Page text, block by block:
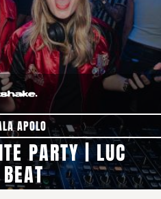
APOLO
PARTY | LUC